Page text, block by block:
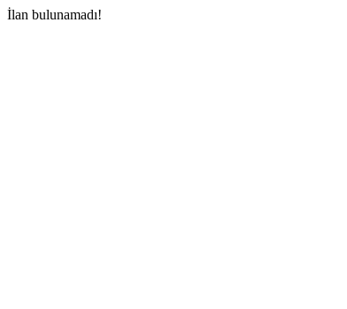
İlan bulunamadı!